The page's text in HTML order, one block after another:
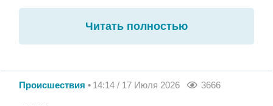
Читать полностью
Происшествия 14:14 / 17 Июля 2026 3666